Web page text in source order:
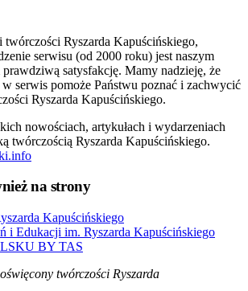
twórczości Ryszarda Kapuścińskiego,
serwisu (od 2000 roku) jest naszym
satysfakcję. Mamy nadzieję, że
w serwis pomoże Państwu poznać i zachwycić
Ryszarda Kapuścińskiego.
nowościach, artykułach i wydarzeniach
twórczością Ryszarda Kapuścińskiego.
na strony
Kapuścińskiego
i Edukacji im. Ryszarda Kapuścińskiego
BY TAS
twórczości Ryszarda